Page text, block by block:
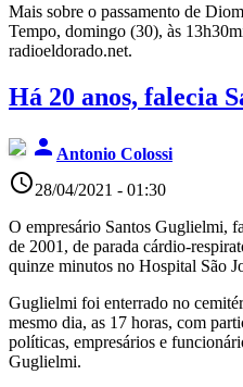
Mais sobre o passamento de
Tempo, domingo (30), às
radioeldorado.net.
Há 20 anos, falecia
person Antonio Colossi
access_time28/04/2021 - 01:30
O empresário Santos Guglielmi,
de 2001, de parada cárdio-
quinze minutos no Hospital São
Guglielmi foi enterrado no
mesmo dia, as 17 horas, com
políticas, empresários e
Guglielmi.